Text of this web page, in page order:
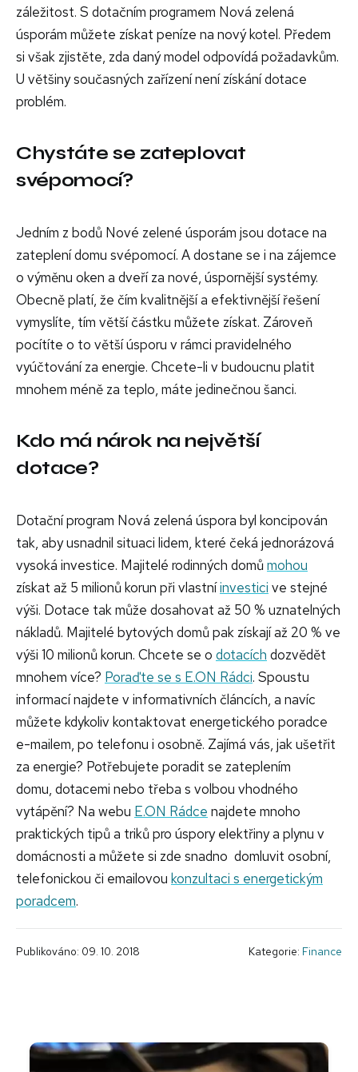
záležitost. S dotačním programem Nová zelená
úsporám můžete získat peníze na nový kotel. Předem
si však zjistěte, zda daný model odpovídá požadavkům.
U většiny současných zařízení není získání dotace
problém.
Chystáte se zateplovat
svépomocí?
Jedním z bodů Nové zelené úsporám jsou dotace na
zateplení domu svépomocí. A dostane se i na zájemce
o výměnu oken a dveří za nové, úspornější systémy.
Obecně platí, že čím kvalitnější a efektivnější řešení
vymyslíte, tím větší částku můžete získat. Zároveň
pocítíte o to větší úsporu v rámci pravidelného
vyúčtování za energie. Chcete-li v budoucnu platit
mnohem méně za teplo, máte jedinečnou šanci.
Kdo má nárok na největší
dotace?
Dotační program Nová zelená úspora byl koncipován
tak, aby usnadnil situaci lidem, které čeká jednorázová
vysoká investice. Majitelé rodinných domůmohou
získat až 5 milionů korun při vlastníinvestici ve stejné
výši. Dotace tak může dosahovat až 50 % uznatelných
nákladů. Majitelé bytových domů pak získají až 20 % ve
výši 10 milionů korun. Chcete se o dotacích dozvědět
mnohem více? Poraďte se s E.ON Rádci. Spoustu
informací najdete v informativních článcích, a navíc
můžete kdykoliv kontaktovat energetického poradce
e-mailem, po telefonu i osobně. Zajímá vás, jak ušetřit
za energie? Potřebujete poradit se zateplením
domu, dotacemi nebo třeba s volbou vhodného
vytápění? Na webu E.ON Rádce najdete mnoho
praktických tipů a triků pro úspory elektřiny a plynu v
domácnosti a můžete si zde snadno domluvit osobní,
telefonickou či emailovou konzultaci s energetickým
poradcem.
Publikováno: 09. 10. 2018 Kategorie: Finance